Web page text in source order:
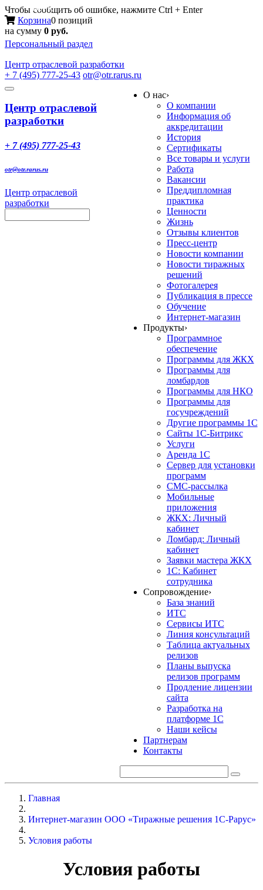
Чтобы сообщить об ошибке, нажмите Ctrl + Enter
Корзина0 позиций
на сумму 0 руб.
Персональный раздел
Центр отраслевой разработки
+ 7 (495) 777-25-43 otr@otr.rarus.ru
Toggle
Меню
Центр отраслевой
разработки
+ 7 (495) 777-25-43
otr@otr.rarus.ru
Центр отраслевой
разработки
О нас›
О компании
Информация об
аккредитации
История
Сертификаты
Все товары и услуги
Работа
Вакансии
Преддипломная
практика
Ценности
Жизнь
Отзывы клиентов
Пресс-центр
Новости компании
Новости тиражных
решений
Фотогалерея
Публикация в прессе
Обучение
Интернет-магазин
Продукты›
Программное
обеспечение
Программы для ЖКХ
Программы для
ломбардов
Программы для НКО
Программы для
госучреждений
Другие программы 1С
Сайты 1С-Битрикс
Услуги
Аренда 1С
Сервер для установки
программ
СМС-рассылка
Мобильные
приложения
ЖКХ: Личный
кабинет
Ломбард: Личный
кабинет
Заявки мастера ЖКХ
1С: Кабинет
сотрудника
Сопровождение›
База знаний
ИТС
Сервисы ИТС
Линия консультаций
Таблица актуальных
релизов
Планы выпуска
релизов программ
Продление лицензии
сайта
Разработка на
платформе 1С
Наши кейсы
Партнерам
Контакты
Главная
Интернет-магазин ООО «Тиражные решения 1С-Рарус»
Условия работы
Условия работы